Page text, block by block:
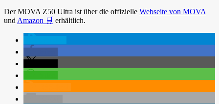
Der MOVA Z50 Ultra ist über die offizielle Webseite von MOVA
undAmazon 🛒 erhältlich.